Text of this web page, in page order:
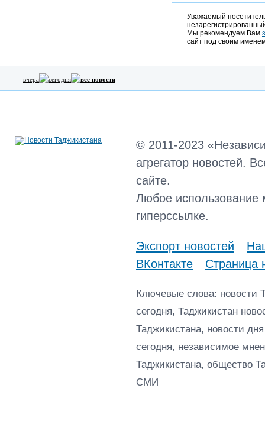
Уважаемый
Мы рекомендуем Вам
сайт под своим
вчера сегодня все новости
© 2011-2023
агрегатор новостей.
сайте.
Любое использование
гиперссылке.
Экспорт новостей
ВКонтакте
Страница
Ключевые слова: новости
сегодня, Таджикистан
Таджикистана, новости
сегодня, независимое
Таджикистана, общество
СМИ